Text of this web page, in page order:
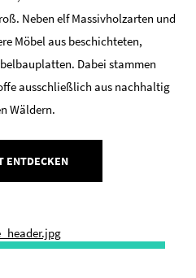
Neben elf Massivholzarten und
Möbel aus beschichteten,
Dabei stammen
ausschließlich aus nachhaltig
Wäldern.
ENTDECKEN